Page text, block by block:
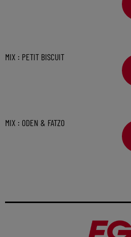
MIX : PETIT BISCUIT
MIX : ODEN & FATZO